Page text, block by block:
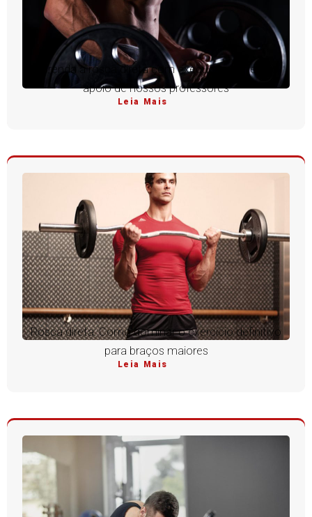
Aprenda a rosca direta com execução perfeita e
apoio de nossos professores
Leia Mais
Rosca direta: Como dominar o exercício definitivo
para braços maiores
Leia Mais